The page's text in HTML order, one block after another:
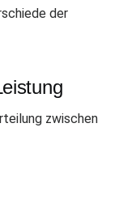
der
zwischen